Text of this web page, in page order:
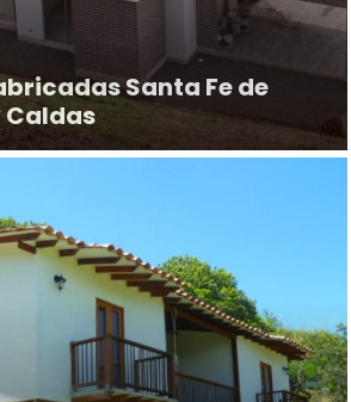
Santa Fe de